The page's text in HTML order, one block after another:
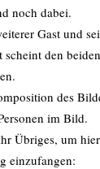
noch dabei.
Gast und
den
des
im Bild.
Übriges, um
einzufangen: